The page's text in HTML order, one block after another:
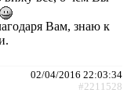
Вам, знаю к
02/04/2016 22:03:34
#2211528